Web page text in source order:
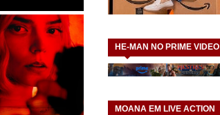
HE-MAN NO PRIME VIDEO
MOANA EM LIVE ACTION